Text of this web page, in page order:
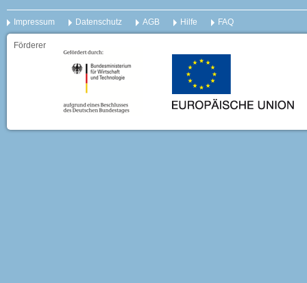
Impressum Datenschutz AGB Hilfe FAQ
Förderer